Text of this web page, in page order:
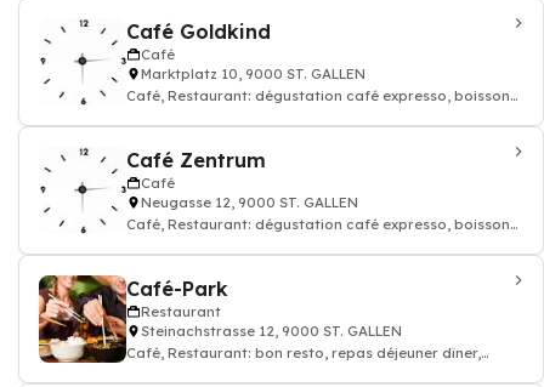
Café Goldkind
Café
Marktplatz 10, 9000 ST. GALLEN
Café, Restaurant: dégustation café expresso, boisson
Café Zentrum
Café
Neugasse 12, 9000 ST. GALLEN
Café, Restaurant: dégustation café expresso, boisson
Café-Park
Restaurant
Steinachstrasse 12, 9000 ST. GALLEN
Café, Restaurant: bon resto, repas déjeuner dîner,